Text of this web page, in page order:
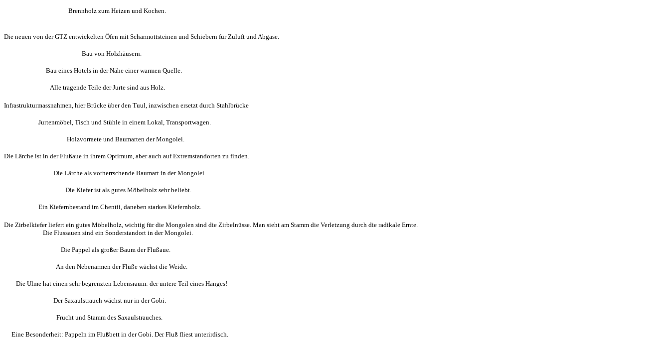
Brennholz zum Heizen und Kochen.
Die neuen von der GTZ entwickelten Öfen mit Scharmottsteinen und Schiebern für Zuluft und Abgase.
Bau von Holzhäusern.
Bau eines Hotels in der Nähe einer warmen Quelle.
Alle tragende Teile der Jurte sind aus Holz.
Infrastrukturmassnahmen, hier Brücke über den Tuul, inzwischen ersetzt durch Stahlbrücke
Jurtenmöbel, Tisch und Stühle in einem Lokal, Transportwagen.
Holzvorraete und Baumarten der Mongolei.
Die Lärche ist in der Flußaue in ihrem Optimum, aber auch auf Extremstandorten zu finden.
Die Lärche als vorherrschende Baumart in der Mongolei.
Die Kiefer ist als gutes Möbelholz sehr beliebt.
Ein Kiefernbestand im Chentii, daneben starkes Kiefernholz.
Die Zirbelkiefer liefert ein gutes Möbelholz, wichtig für die Mongolen sind die Zirbelnüsse. Man sieht am Stamm die Verletzung durch die radikale Ernte.
Die Flussauen sind ein Sonderstandort in der Mongolei.
Die Pappel als großer Baum der Flußaue.
An den Nebenarmen der Flüße wächst die Weide.
Die Ulme hat einen sehr begrenzten Lebensraum: der untere Teil eines Hanges!
Der Saxaulstrauch wächst nur in der Gobi.
Frucht und Stamm des Saxaulstrauches.
Eine Besonderheit: Pappeln im Flußbett in der Gobi. Der Fluß fliest unterirdisch.